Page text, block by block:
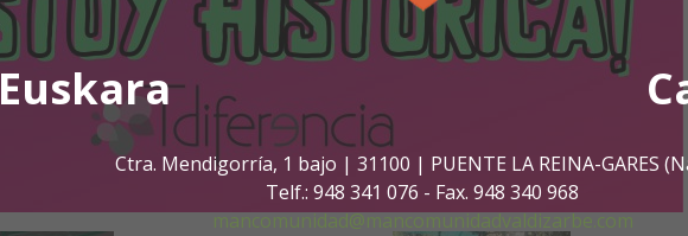
Euskara
Ctra. Mendigorría, 1 bajo | 31100 | PUENTE LA REINA-GARES
Telf.: 948 341 076 - Fax. 948 340 968
mancomunidad@mancomunidadvaldizarbe.com